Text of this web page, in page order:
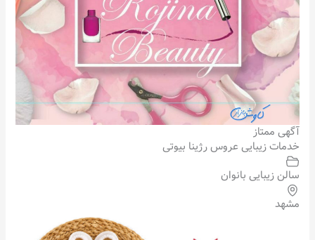
آگهی ممتاز
خدمات زیبایی عروس رژینا بیوتی
سالن زیبایی بانوان
مشهد